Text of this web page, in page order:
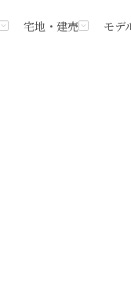
宅地・建売 モデ